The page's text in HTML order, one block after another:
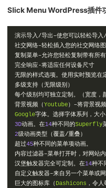
Slick Menu WordPress插件
演示导入/导出–使您可以轻松导
社交网络–轻松插入您的社交网络图
复制菜单–允许您轻松复制带有所
完全响应-将适应任何设备尺寸
无限的样式选项。使用实时预览在
多级支持（无限级别）
每个级别均可独立定制。（宽度，
背景视频（Youtube）–将背景视
Google字体。选择字体系列，大
3D动画。在14种不同的Superfly
2级动画类型（覆盖/重叠）
超过45种不同的菜单项动画。
内容过滤器–菜单打开时，对网站
汉堡触发器完全可定制。在14种不
自定义触发器–来自另一个菜单或
巨大的图标库（ Dashicons ，令